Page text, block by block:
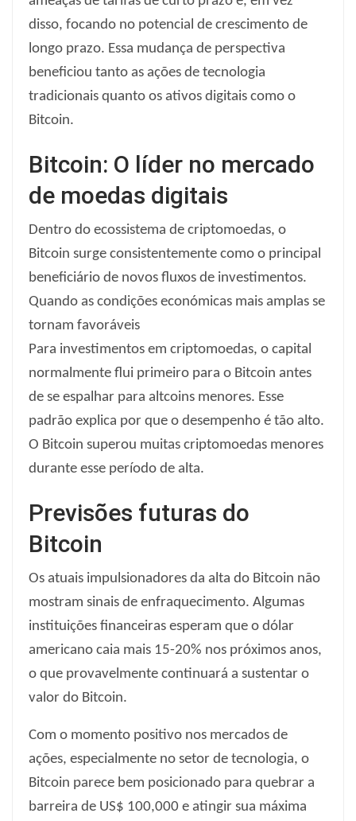
disso, focando no potencial de crescimento de
longo prazo. Essa mudança de perspectiva
beneficiou tanto as ações de tecnologia
tradicionais quanto os ativos digitais como o
Bitcoin.
Bitcoin: O líder no mercado
de moedas digitais
Dentro do ecossistema de criptomoedas, o
Bitcoin surge consistentemente como o principal
beneficiário de novos fluxos de investimentos.
Quando as condições económicas mais amplas se
tornam favoráveis
Para investimentos em criptomoedas, o capital
normalmente flui primeiro para o Bitcoin antes
de se espalhar para altcoins menores. Esse
padrão explica por que o desempenho é tão alto.
O Bitcoin superou muitas criptomoedas menores
durante esse período de alta.
Previsões futuras do
Bitcoin
Os atuais impulsionadores da alta do Bitcoin não
mostram sinais de enfraquecimento. Algumas
instituições financeiras esperam que o dólar
americano caia mais 15-20% nos próximos anos,
o que provavelmente continuará a sustentar o
valor do Bitcoin.
Com o momento positivo nos mercados de
ações, especialmente no setor de tecnologia, o
Bitcoin parece bem posicionado para quebrar a
barreira de US$ 100,000 e atingir sua máxima